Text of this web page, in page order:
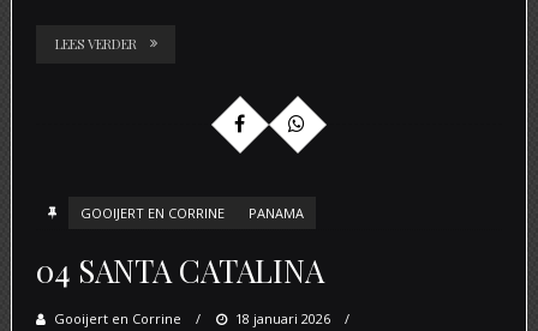
LEES VERDER
GOOIJERT EN CORRINE PANAMA
04 SANTA CATALINA
Gooijert en Corrine
Posted
18 januari 2026